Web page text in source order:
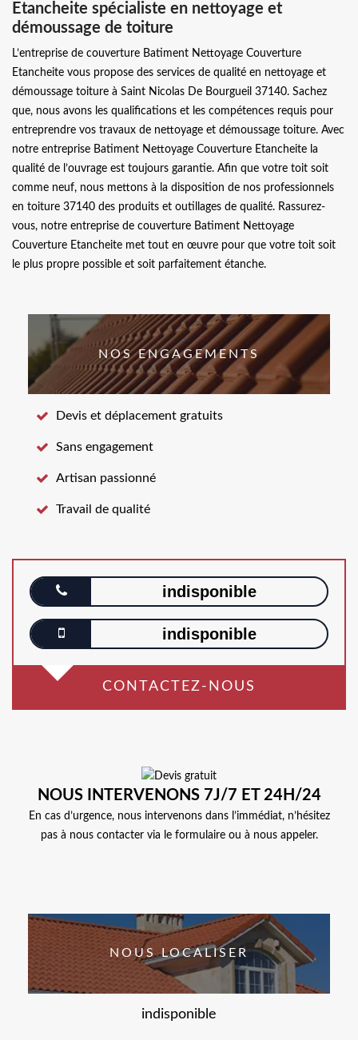
Etancheite spécialiste en nettoyage et
démoussage de toiture
L’entreprise de couverture Batiment Nettoyage Couverture
Etancheite vous propose des services de qualité en nettoyage et
démoussage toiture à Saint Nicolas De Bourgueil 37140. Sachez
que, nous avons les qualifications et les compétences requis pour
entreprendre vos travaux de nettoyage et démoussage toiture. Avec
notre entreprise Batiment Nettoyage Couverture Etancheite la
qualité de l’ouvrage est toujours garantie. Afin que votre toit soit
comme neuf, nous mettons à la disposition de nos professionnels
en toiture 37140 des produits et outillages de qualité. Rassurez-
vous, notre entreprise de couverture Batiment Nettoyage
Couverture Etancheite met tout en œuvre pour que votre toit soit
le plus propre possible et soit parfaitement étanche.
NOS ENGAGEMENTS
Devis et déplacement gratuits
Sans engagement
Artisan passionné
Travail de qualité
indisponible
indisponible
CONTACTEZ-NOUS
NOUS INTERVENONS 7J/7 ET 24H/24
En cas d’urgence, nous intervenons dans l’immédiat, n’hésitez
pas à nous contacter via le formulaire ou à nous appeler.
NOUS LOCALISER
indisponible